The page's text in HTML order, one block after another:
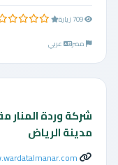
0.0 من 5 نجوم
2020-07-16
مصر
عربي
شركة وردة المنار
مدينة الرياض